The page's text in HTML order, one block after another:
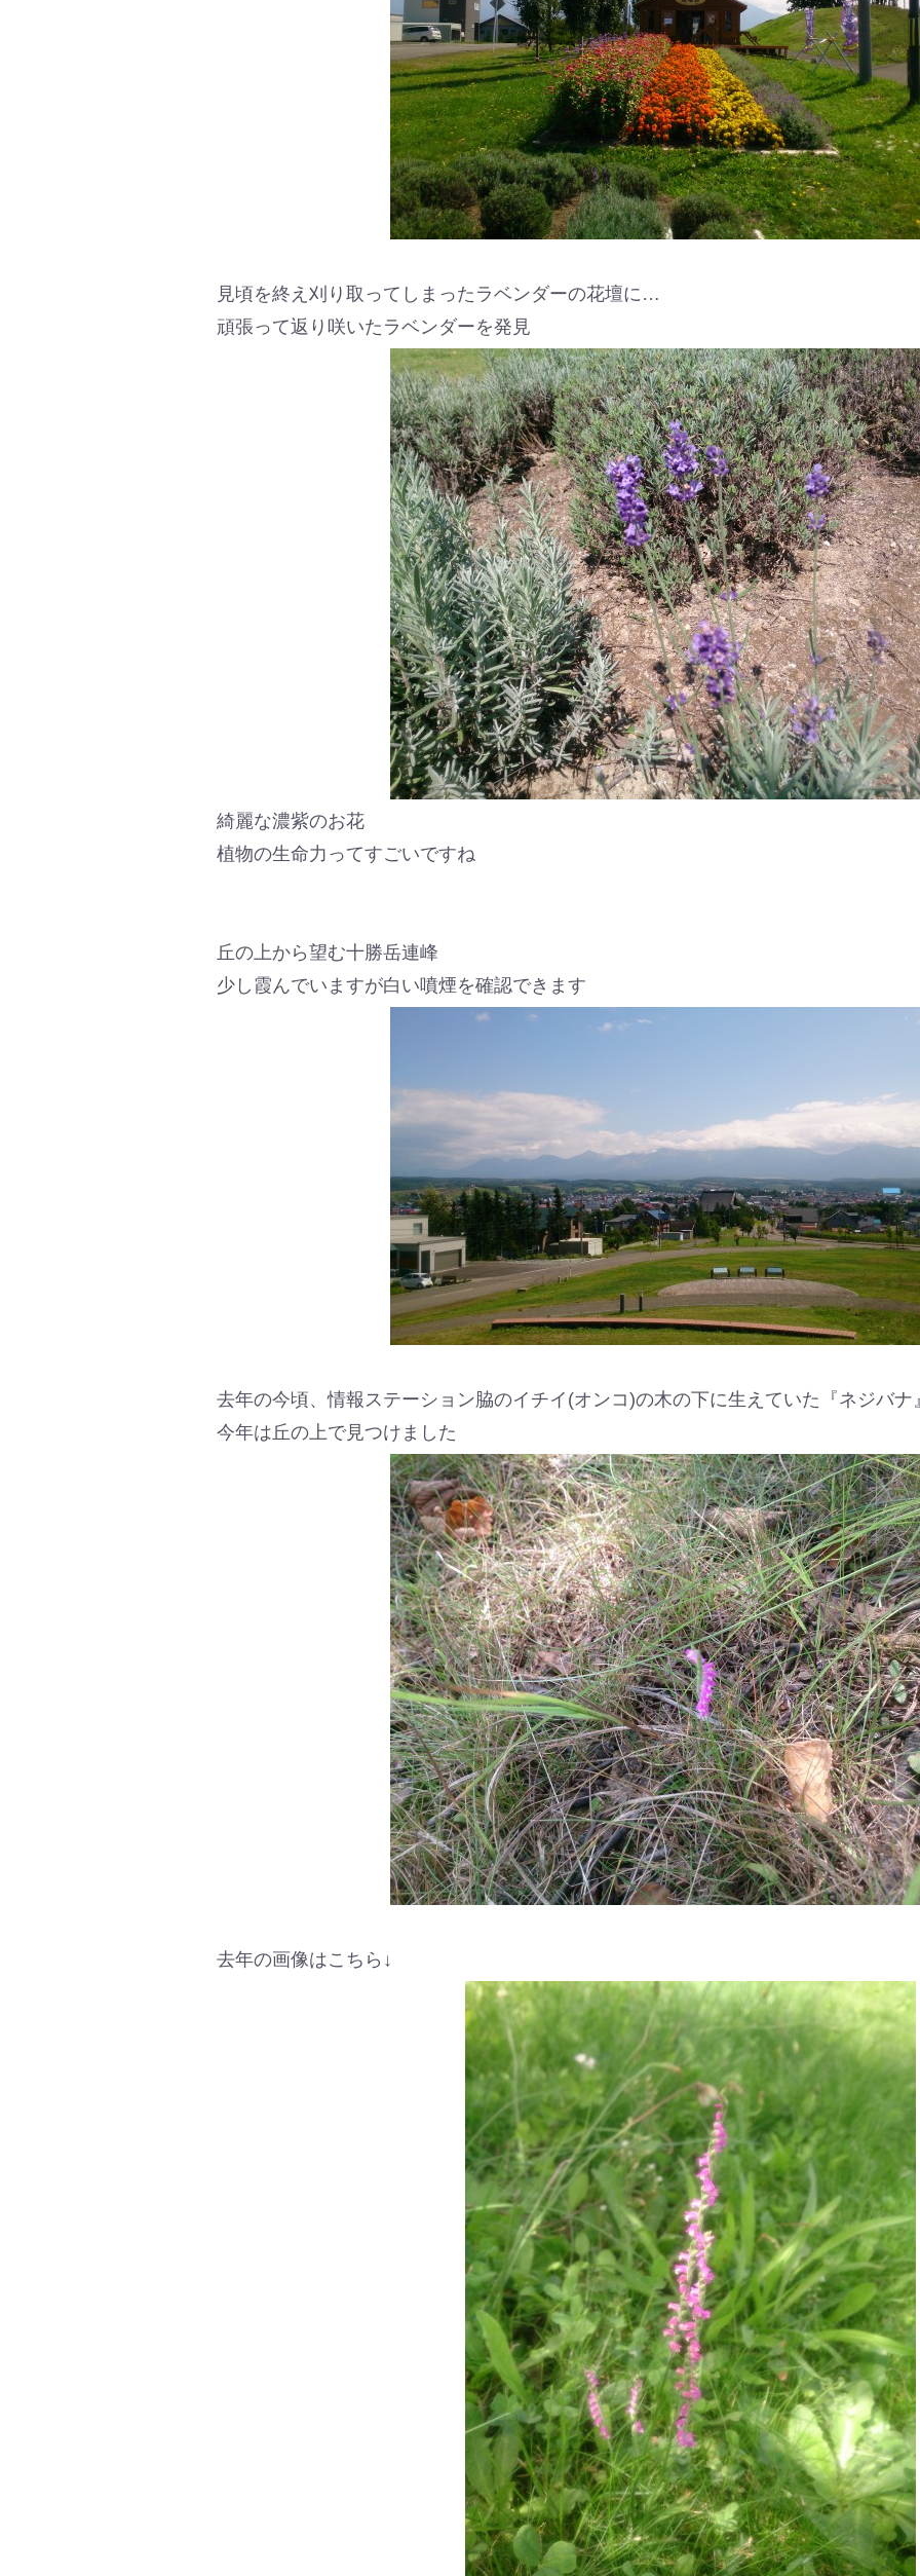
見頃を終え刈り取ってしまったラベンダーの花壇に…
頑張って返り咲いたラベンダーを発見
綺麗な濃紫のお花
植物の生命力ってすごいですね
丘の上から望む十勝岳連峰
少し霞んでいますが白い噴煙を確認できます
去年の今頃、情報ステーション脇のイチイ(オンコ)の木の下に生えていた『ネジバナ
今年は丘の上で見つけました
去年の画像はこちら↓